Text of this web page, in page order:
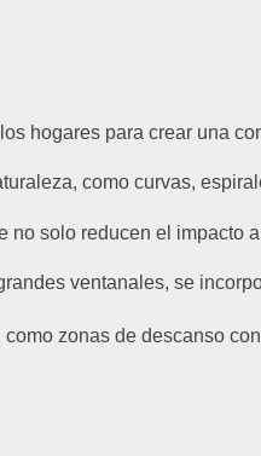
hogares para crear una
como curvas,
solo reducen el
ventanales, se
zonas de descanso